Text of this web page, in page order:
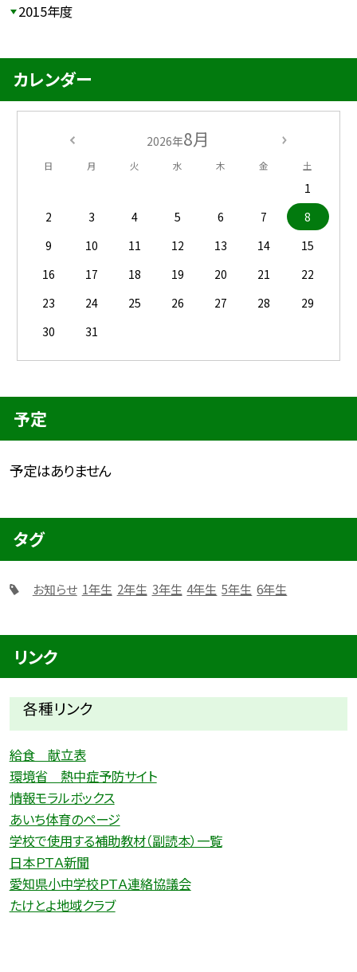
2015年度
カレンダー
2026年8月
日 月 火 水 木 金 土
1
2
3 4 5 6 7
8
9
10 11 12 13 14
15
16
17 18 19 20 21
22
23
24 25 26 27 28
29
30
31
予定
予定はありません
タグ
お知らせ 1年生 2年生 3年生 4年生 5年生 6年生
リンク
各種リンク
給食 献立表
環境省 熱中症予防サイト
情報モラルボックス
あいち体育のページ
学校で使用する補助教材（副読本）一覧
日本ＰＴＡ新聞
愛知県小中学校ＰＴＡ連絡協議会
たけとよ地域クラブ